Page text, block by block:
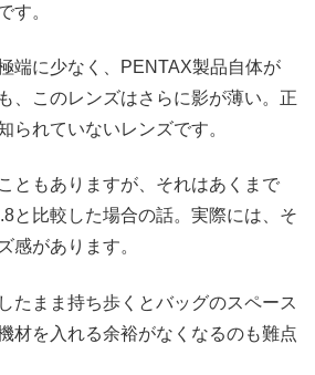
す。
端に少なく、PENTAX製品自体が
、このレンズはさらに影が薄い。正
られていないレンズです。
ともありますが、それはあくまで
と比較した場合の話。実際には、そ
感があります。
たまま持ち歩くとバッグのスペース
材を入れる余裕がなくなるのも難点